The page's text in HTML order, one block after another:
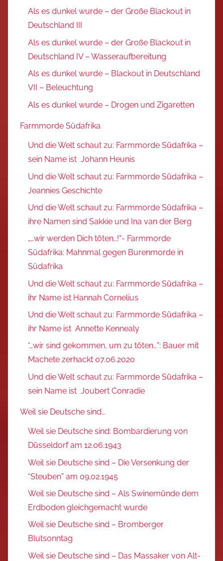
Als es dunkel wurde – der Große Blackout in
Deutschland III
Als es dunkel wurde – der Große Blackout in
Deutschland IV – Wasseraufbereitung
Als es dunkel wurde – Blackout in Deutschland
VII – Beleuchtung
Als es dunkel wurde – Drogen und Zigaretten
Farmmorde Südafrika
Und die Welt schaut zu: Farmmorde Südafrika –
sein Name ist Johann Heunis
Und die Welt schaut zu: Farmmorde Südafrika –
Jeannies Geschichte
Und die Welt schaut zu: Farmmorde Südafrika –
ihre Namen sind Sakkie und Ina van der Berg
„…wir werden Dich töten…!“- Farmmorde
Südafrika: Mahnmal gegen Burenmorde in
Südafrika
Und die Welt schaut zu: Farmmorde Südafrika –
ihr Name ist Hannah Cornelius
Und die Welt schaut zu: Farmmorde Südafrika –
ihr Name ist Annette Kennealy
“…wir sind gekommen, um zu töten…”: Bauer mit
Machete zerhackt 07.06.2020
Und die Welt schaut zu: Farmmorde Südafrika –
sein Name ist Joubert Conradie
Weil sie Deutsche sind…
Weil sie Deutsche sind: Bombardierung von
Düsseldorf am 12.06.1943
Weil sie Deutsche sind – Die Versenkung der
“Steuben” am 09.02.1945
Weil sie Deutsche sind – Als Swinemünde dem
Erdboden gleichgemacht wurde
Weil sie Deutsche sind – Bromberger
Blutsonntag
Weil sie Deutsche sind – Das Massaker von Alt-